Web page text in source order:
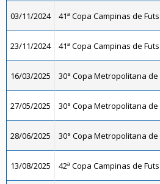
03/11/2024 41ª Copa Campinas de
23/11/2024 41ª Copa Campinas de
16/03/2025 30° Copa Metropolitana de
27/05/2025 30° Copa Metropolitana de
28/06/2025 30° Copa Metropolitana de
13/08/2025 42ª Copa Campinas de